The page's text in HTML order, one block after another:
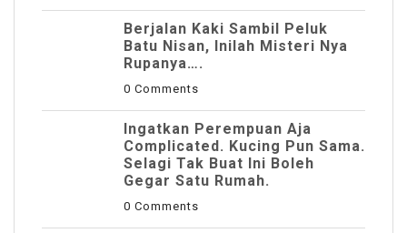
Berjalan Kaki Sambil Peluk
Batu Nisan, Inilah Misteri Nya
Rupanya….
0 Comments
Ingatkan Perempuan Aja
Complicated. Kucing Pun Sama.
Selagi Tak Buat Ini Boleh
Gegar Satu Rumah.
0 Comments